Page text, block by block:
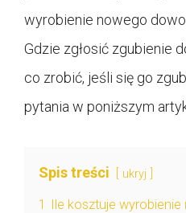
wyrobienie nowego
Gdzie zgłosić zgubienie
co zrobić, jeśli się go
pytania w poniższym
Spis treści ukryj
1
Ile kosztuje